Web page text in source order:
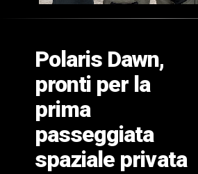
of
51
seconds
Polaris Dawn,
pronti per la
prima
passeggiata
spaziale privata